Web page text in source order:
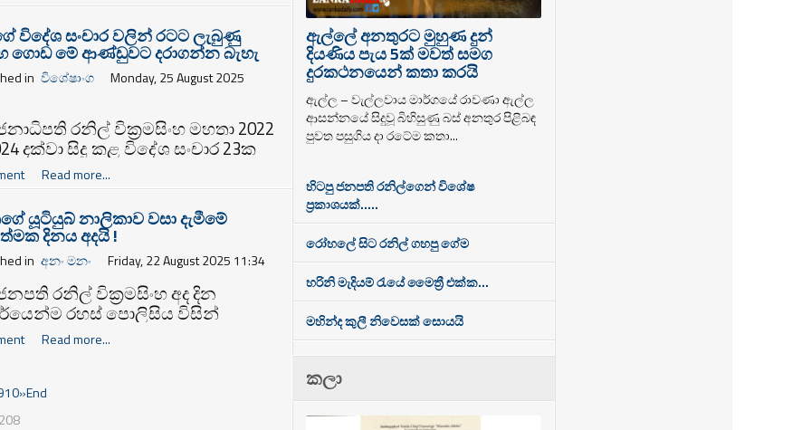
තිබේ. කටයුතු සම්බන්ධයෙන් අද
ජාතික පක්ෂය මාධ්‍ය සාකච්ඡාවක්
තිබිණි.
විදේශ සංචාර වලින් රටට ලැබුණු
ගොඩ මේ ආණ්ඩුවට දරාගන්න බැහැ
in විශේෂාංග
Monday, 25 August 2025
රනිල් වික්‍රමසිංහ මහතා 2022
දක්වා සිදු කළ විදේශ සංචාර 23ක
රටට ලැබුණු ප්‍රතිලාභ අඩංගු
ලේඛනයක් ආණ්ඩු පක්ෂයේ ප්‍රධාන
නලින්ද ජයතිස්ස මහතා පසුගිය
08 වනදා පාර්ලිමේන්තුවේ සභාගත
Read more...
යූටියුබ් නාලිකාව වසා දැමීමේ
දිනය අදයි !
in අනං මනං Friday, 22 August 2025 11:34
රනිල් වික්‍රමසිංහ අද දින
රහස් පොලිසිය විසින්
ගනු ඇති බවට සමාජ ජාලා
Read more...
10»End
ඇල්ලේ අනතුරට මුහුණ දුන්
දියණිය පැය 5ක් මවත් සමග
දුරකථනයෙන් කතා කරයි
ඇල්ල – වැල්ලවාය මාර්ගයේ රාවණා ඇල්ල
ආසන්නයේ සිදුවූ බිහිසුණු බස් අනතුර පිළිබඳ
පුවත පසුගිය දා රටේම කතා...
හිටපු ජනපති රනිල්ගෙන් විශේෂ
ප්‍රකාශයක්.....
රෝහලේ සිට රනිල් ගහපු ගේම
හරිනි මැදියම් රැයේ මෛත්‍රී එක්ක...
මහින්ද කුලී නිවෙසක් සොයයි
කලා